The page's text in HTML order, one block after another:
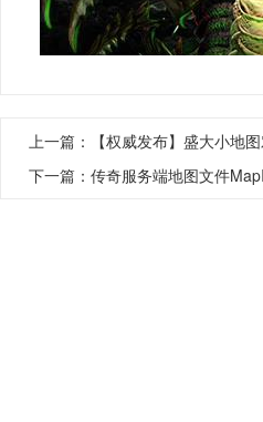
上一篇：
【权威发布】盛大小地
下一篇： 传奇服务端地图文件